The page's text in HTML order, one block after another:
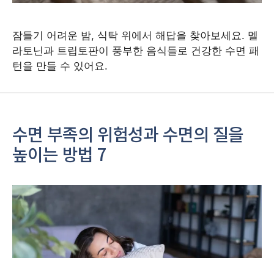
잠들기 어려운 밤, 식탁 위에서 해답을 찾아보세요. 멜
라토닌과 트립토판이 풍부한 음식들로 건강한 수면 패
턴을 만들 수 있어요.
수면 부족의 위험성과 수면의 질을
높이는 방법 7